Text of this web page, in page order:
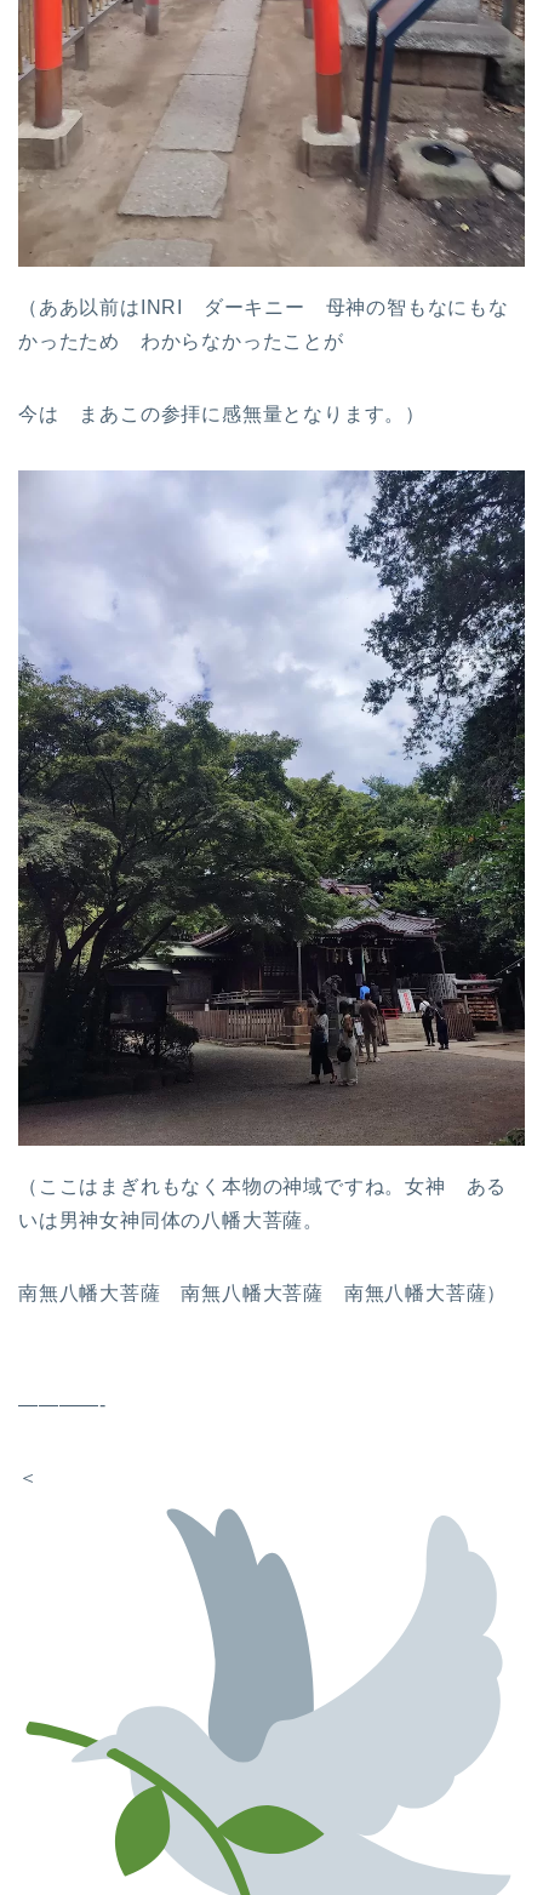
（ああ以前はINRI ダーキニー 母神の智もなにもな
かったため わからなかったことが
今は まあこの参拝に感無量となります。）
（ここはまぎれもなく本物の神域ですね。女神 ある
いは男神女神同体の八幡大菩薩。
南無八幡大菩薩 南無八幡大菩薩 南無八幡大菩薩）
————-
＜